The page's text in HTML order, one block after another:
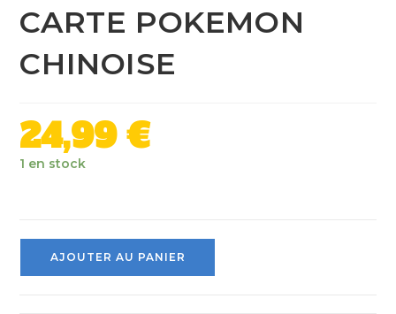
CARTE POKEMON
CHINOISE
24,99€
1 en stock
AJOUTER AU PANIER